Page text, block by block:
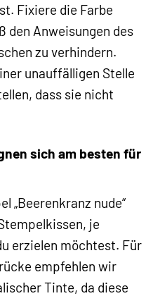
Fixiere die Farbe
den Anweisungen des
zu verhindern.
unauffälligen Stelle
dass sie nicht
sich am besten für
„Beerenkranz nude“
je
erzielen möchtest. Für
empfehlen wir
Tinte, da diese